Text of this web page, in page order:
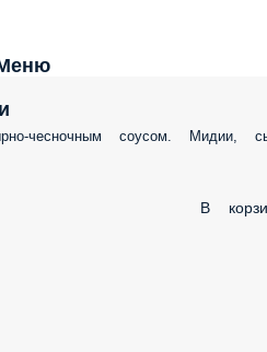
чесночным соусом. Мидии,
В